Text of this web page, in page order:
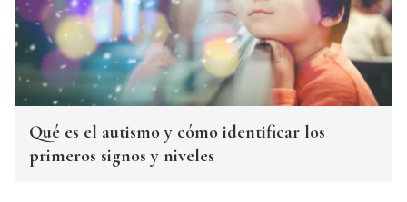
Qué es el autismo y cómo identificar los
primeros signos y niveles